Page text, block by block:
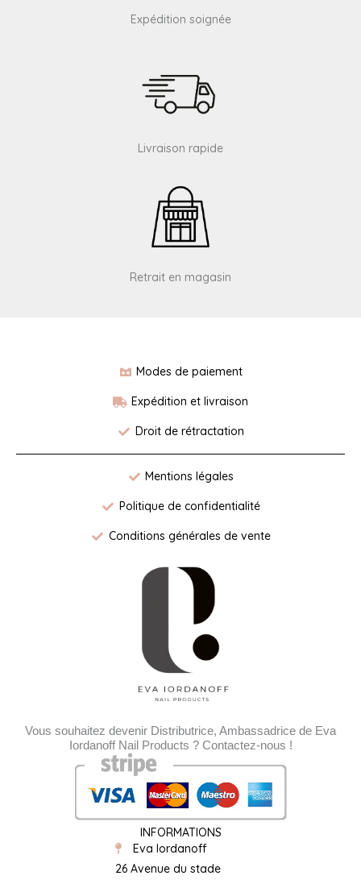
Expédition soignée
Livraison rapide
Retrait en magasin
Modes de paiement
Expédition et livraison
Droit de rétractation
Mentions légales
Politique de confidentialité
Conditions générales de vente
Vous souhaitez devenir Distributrice, Ambassadrice de Eva
Iordanoff Nail Products ? Contactez-nous !
INFORMATIONS
Eva Iordanoff
26 Avenue du stade